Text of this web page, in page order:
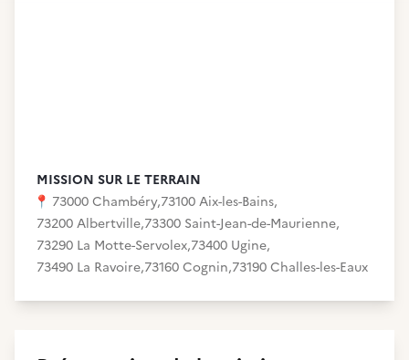
MISSION SUR LE TERRAIN
📍 73000 Chambéry,73100 Aix-les-Bains,
73200 Albertville,73300 Saint-Jean-de-Maurienne,
73290 La Motte-Servolex,73400 Ugine,
73490 La Ravoire,73160 Cognin,73190 Challes-les-Eaux